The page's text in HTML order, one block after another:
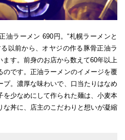
油ラーメン 690円。“札幌ラーメンと
以前から、オヤジの作る豚骨正油ラ
す。前身のお店から数えて60年以上
のです。正油ラーメンのイメージを覆
。濃厚な味わいで、口当たりはなめ
を少なめにして作られた麺は、小麦本
な丼に、店主のこだわりと想いが凝縮